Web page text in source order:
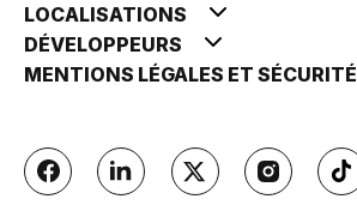
LOCALISATIONS
DÉVELOPPEURS
MENTIONS LÉGALES ET SÉCURITÉ